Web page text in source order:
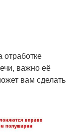
печи
печи
отработке
важно её
вам сделать